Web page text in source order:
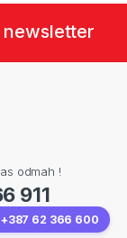
newsletter
odmah !
911
+387 62 366 600